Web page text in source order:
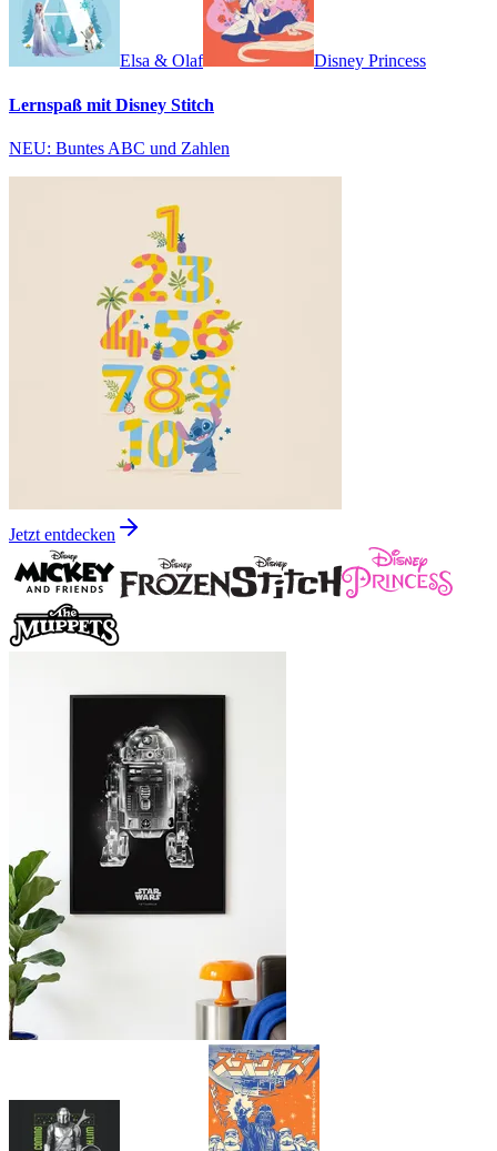
Elsa & Olaf Disney Princess
Lernspaß mit Disney Stitch
NEU: Buntes ABC und Zahlen
Jetzt entdecken